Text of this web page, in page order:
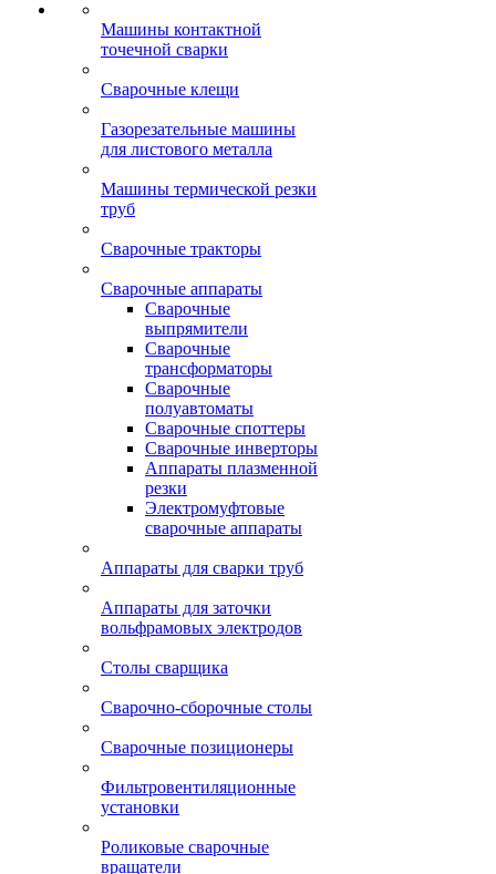
Машины контактной
точечной сварки
Сварочные клещи
Газорезательные машины
для листового металла
Машины термической резки
труб
Сварочные тракторы
Сварочные аппараты
Сварочные
выпрямители
Сварочные
трансформаторы
Сварочные
полуавтоматы
Сварочные споттеры
Сварочные инверторы
Аппараты плазменной
резки
Электромуфтовые
сварочные аппараты
Аппараты для сварки труб
Аппараты для заточки
вольфрамовых электродов
Столы сварщика
Сварочно-сборочные столы
Сварочные позиционеры
Фильтровентиляционные
установки
Роликовые сварочные
вращатели